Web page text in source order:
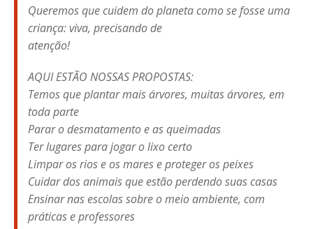
Queremos que cuidem do planeta como se fosse uma
criança: viva, precisando de
atenção!
AQUI ESTÃO NOSSAS PROPOSTAS:
Temos que plantar mais árvores, muitas árvores, em
toda parte
Parar o desmatamento e as queimadas
Ter lugares para jogar o lixo certo
Limpar os rios e os mares e proteger os peixes
Cuidar dos animais que estão perdendo suas casas
Ensinar nas escolas sobre o meio ambiente, com
práticas e professores